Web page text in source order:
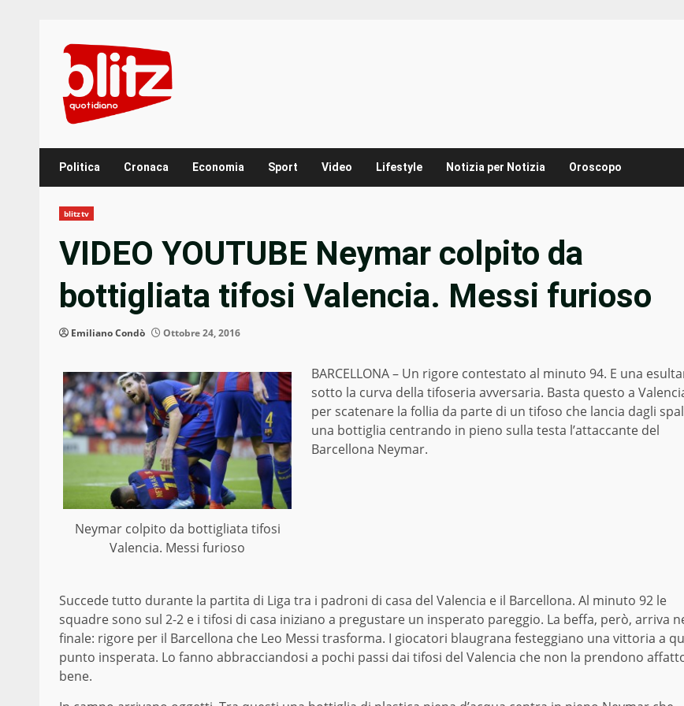
content
Politica Cronaca Economia Sport Video Lifestyle Notizia per Notizia Oroscopo
blitztv
VIDEO YOUTUBE Neymar colpito da
bottigliata tifosi Valencia. Messi furioso
Emiliano Condò Ottobre 24, 2016
Neymar colpito da bottigliata tifosi
Valencia. Messi furioso
BARCELLONA – Un rigore contestato al minuto 94. E una
sotto la curva della tifoseria avversaria. Basta questo a
per scatenare la follia da parte di un tifoso che lancia dagli
una bottiglia centrando in pieno sulla testa l’attaccante del
Barcellona Neymar.
Succede tutto durante la partita di Liga tra i padroni di casa del Valencia e il Barcellona. Al minuto 92 le
squadre sono sul 2-2 e i tifosi di casa iniziano a pregustare un insperato pareggio. La beffa, però, arriva
finale: rigore per il Barcellona che Leo Messi trasforma. I giocatori blaugrana festeggiano una vittoria a
punto insperata. Lo fanno abbracciandosi a pochi passi dai tifosi del Valencia che non la prendono
bene.